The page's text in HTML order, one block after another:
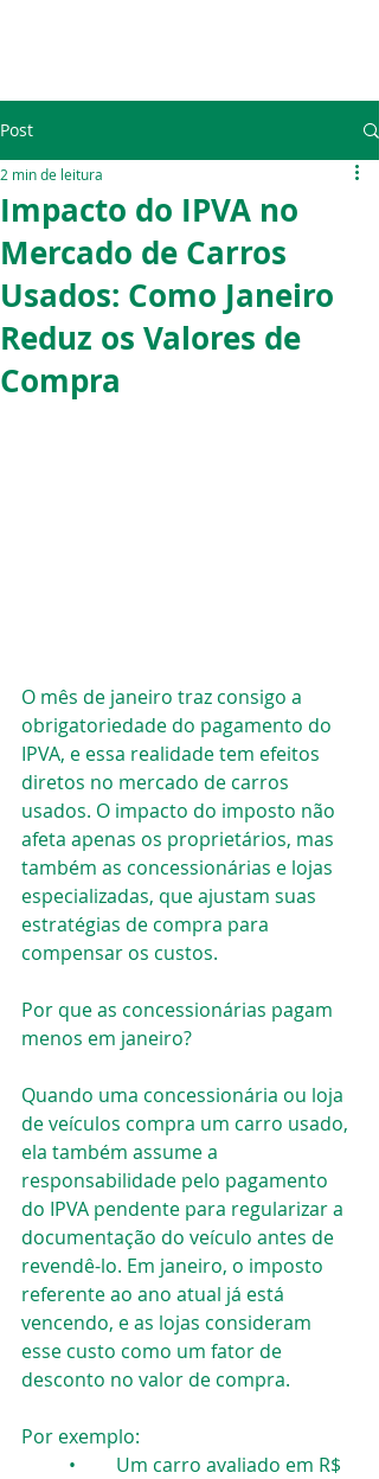
Post
Impacto do IPVA no
Mercado de Carros
Usados: Como Janeiro
Reduz os Valores de
Compra
2 min de leitura
O mês de janeiro traz consigo a
obrigatoriedade do pagamento do
IPVA, e essa realidade tem efeitos
diretos no mercado de carros
usados. O impacto do imposto não
afeta apenas os proprietários, mas
também as concessionárias e lojas
especializadas, que ajustam suas
estratégias de compra para
compensar os custos.
Por que as concessionárias pagam
menos em janeiro?
Quando uma concessionária ou loja
de veículos compra um carro usado,
ela também assume a
responsabilidade pelo pagamento
do IPVA pendente para regularizar a
documentação do veículo antes de
revendê-lo. Em janeiro, o imposto
referente ao ano atual já está
vencendo, e as lojas consideram
esse custo como um fator de
desconto no valor de compra.
Por exemplo: